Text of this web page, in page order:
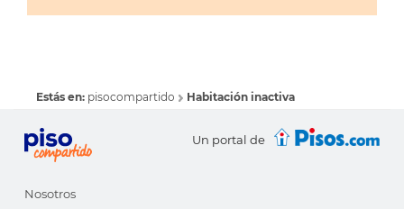
Estás en: pisocompartido Habitación inactiva
Un portal de
Nosotros